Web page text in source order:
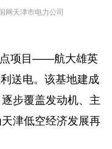
网天津市电力公司
项目——航大雄英
送电。该基地建成
步覆盖发动机、主
津低空经济发展再